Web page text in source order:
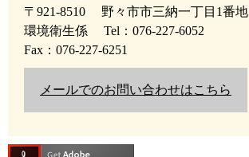
〒921-8510
野々市市三納一丁目1番地
環境衛生係
Tel：076-227-6052
Fax：076-227-6251
メールでのお問い合わせはこちら